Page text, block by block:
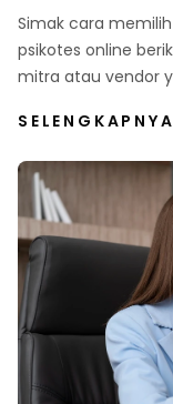
Karyawan
Simak cara
psikotes online
mitra atau vendor
SELENGKAPNYA